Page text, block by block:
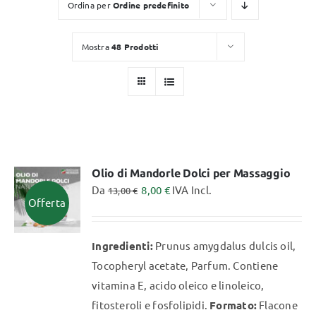
Categorie
Professionisti Certificati
Ordina perOrdine predefinito
Mostra48 Prodotti
Offerta
Olio di Mandorle Dolci per Massaggio
Da13,00€ 8,00 €IVA Incl.
Ingredienti:Prunus amygdalus dulcis oil,
Tocopheryl acetate, Parfum. Contiene
vitamina E, acido oleico e linoleico,
fitosteroli e fosfolipidi. Formato: Flacone